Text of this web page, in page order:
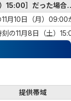
15:00］だった場
11月10日（月）
刻の11月8日（土）
提供帯域